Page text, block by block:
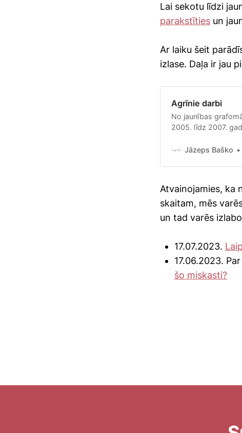
Lai sekotu līdzi
parakstīties un
Ar laiku šeit
izlase. Daļa ir jau
Agrīnie darbi
No jaunības
2005. līdz 2007.
Jāzeps Baško
Atvainojamies, ka
skaitam, mēs
un tad varēs
17.07.2023.
17.06.2023.
šo miskasti?